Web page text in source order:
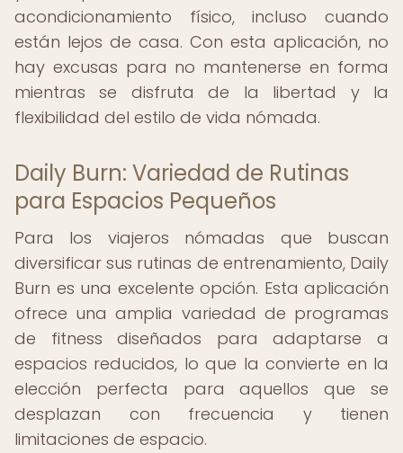
acondicionamiento físico, incluso cuando
están lejos de casa. Con esta aplicación, no
hay excusas para no mantenerse en forma
mientras se disfruta de la libertad y la
flexibilidad del estilo de vida nómada.
Daily Burn: Variedad de Rutinas
para Espacios Pequeños
Para los viajeros nómadas que buscan
diversificar sus rutinas de entrenamiento, Daily
Burn es una excelente opción. Esta aplicación
ofrece una amplia variedad de programas
de fitness diseñados para adaptarse a
espacios reducidos, lo que la convierte en la
elección perfecta para aquellos que se
desplazan con frecuencia y tienen
limitaciones de espacio.